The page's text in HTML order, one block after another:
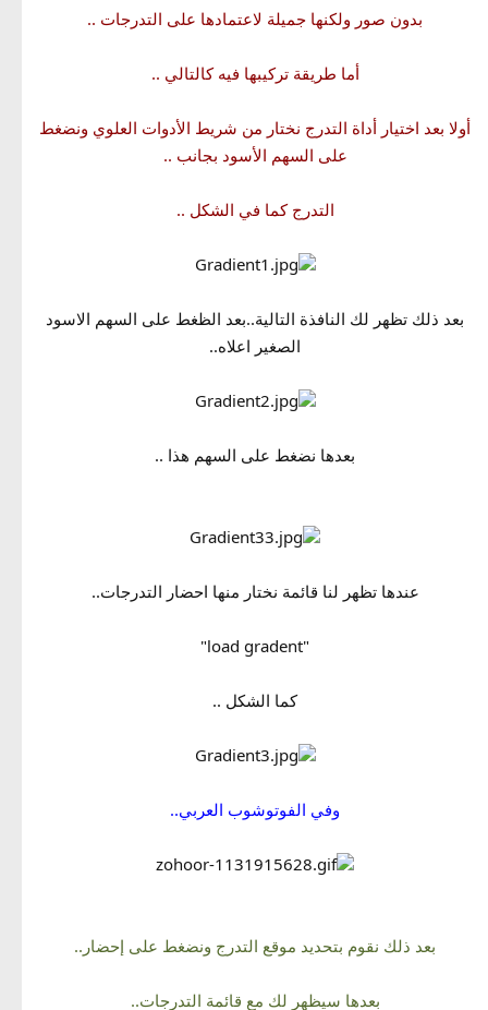
بدون صور ولكنها جميلة لاعتمادها على التدرجات ..
أما طريقة تركيبها فيه كالتالي ..
أولا بعد اختيار أداة التدرج نختار من شريط الأدوات العلوي ونضغط
على السهم الأسود بجانب ..
التدرج كما في الشكل ..
بعد ذلك تظهر لك النافذة التالية..بعد الظغط على السهم الاسود
الصغير اعلاه..
بعدها نضغط على السهم هذا ..
عندها تظهر لنا قائمة نختار منها احضار التدرجات..
"load gradent"
كما الشكل ..
وفي الفوتوشوب العربي..
بعد ذلك نقوم بتحديد موقع التدرج ونضغط على إحضار..
بعدها سيظهر لك مع قائمة التدرجات..